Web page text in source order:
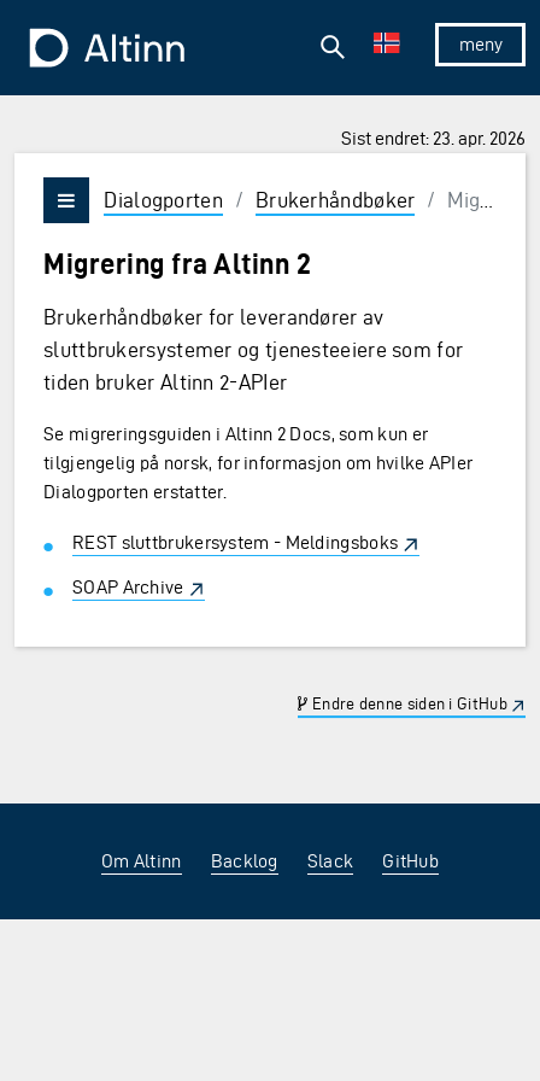
Vis/skjul
Søk
Sist endret: 23. apr. 2026
Vis/skjul meny
Dialogporten / Brukerhåndbøker / Migrering fra Altinn 2
Migrering fra Altinn 2
Brukerhåndbøker for leverandører av
sluttbrukersystemer og tjenesteeiere som for
tiden bruker Altinn 2-APIer
Se migreringsguiden i Altinn 2 Docs, som kun er
tilgjengelig på norsk, for informasjon om hvilke APIer
Dialogporten erstatter.
REST sluttbrukersystem - Meldingsboks
SOAP Archive
Endre denne siden i GitHub
Om Altinn Backlog Slack GitHub